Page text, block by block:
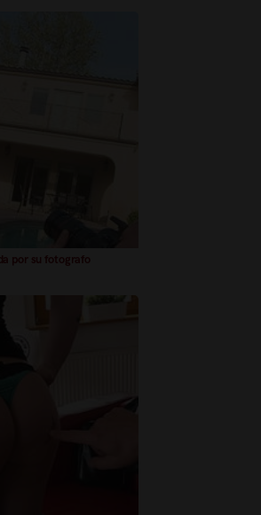
por su fotografo